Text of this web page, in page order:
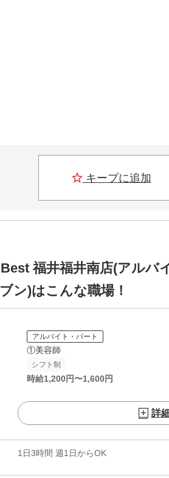
キープに追加
福井福井南店(アルバ
ン)はこんな職場！
アルバイト・パート
①美容師
シフト制
時給1,200円〜1,600円
詳
1日3時間 週1日からOK